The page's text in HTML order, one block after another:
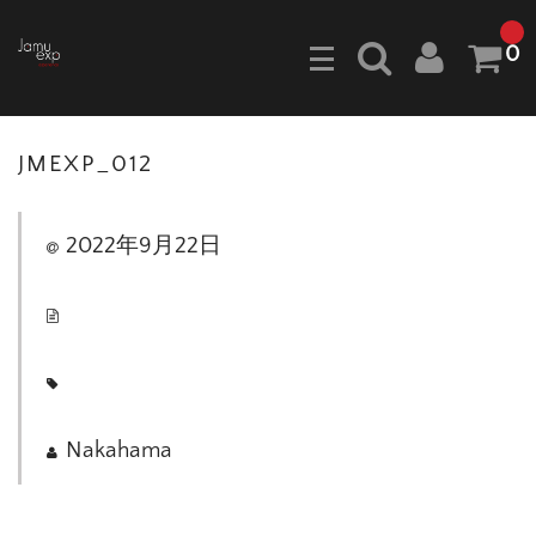
0
JMEXP_012
2022年9月22日
Nakahama